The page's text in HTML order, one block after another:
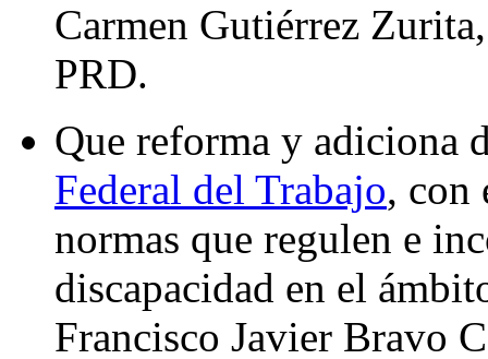
Carmen Gutiérrez
PRD.
Que reforma y adiciona
Federal del Trabajo, con
normas que regulen e
discapacidad en el
Francisco Javier Bravo